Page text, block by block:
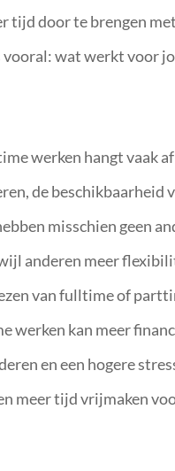
tijd door te brengen
vooral: wat werkt voor
werken hangt vaak
de beschikbaarheid
misschien geen
anderen meer
van fulltime of
werken kan meer
en een hogere
meer tijd vrijmaken